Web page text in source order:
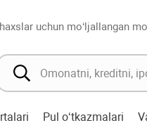
uchun mo‘ljallangan
Pul o‘tkazmalari